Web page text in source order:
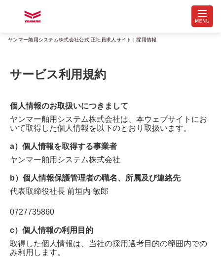
ヤンマー舶用システム株式会社公式 正社員求人サイト | 採用情報
サービス利用規約
個人情報のお取扱いにつきまして
ヤンマー舶用システム株式会社は、本ウェブサイトにお
いて取得した個人情報を以下のとおり取扱います。
a）個人情報を取得する事業者
ヤンマー舶用システム株式会社
b）個人情報保護管理者の職名、所属及び連絡先
代表取締役社長 前垣内 敏郎
0727735860
c）個人情報の利用目的
取得した個人情報は、当社の採用選考目的の範囲内での
み利用します。